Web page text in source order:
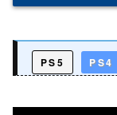
PS5 PS4